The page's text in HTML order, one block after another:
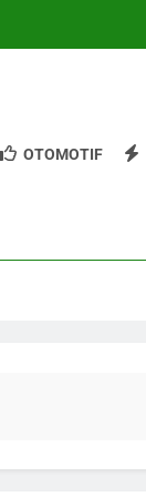
OTOMOTIF